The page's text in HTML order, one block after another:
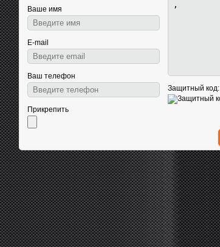
Ваше имя
E-mail
Ваш телефон
Прикрепить
Защитный код: